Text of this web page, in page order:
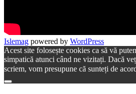
Islemag powered by WordPress
Acest site folosește cookies ca să vă
simpatică atunci când ne vizitați. Dacă
scriem, vom presupune că sunteți de